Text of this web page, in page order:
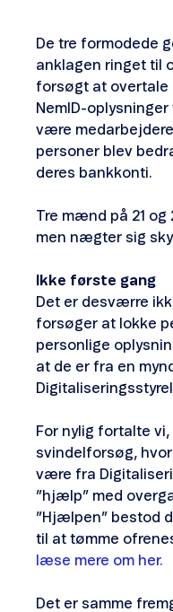
De tre formodede
anklagen ringet til
forsøgt at overtale
NemID-
være
personer blev
deres bankkonti.
Tre mænd på 21 og
men nægter sig
Ikke første gang
Det er desværre
forsøger at lokke
personlige
at de er fra en
For nylig fortalte
svindelforsøg,
være fra
”hjælp” med
”Hjælpen” bestod
til at tømme
læse mere om her.
Det er samme